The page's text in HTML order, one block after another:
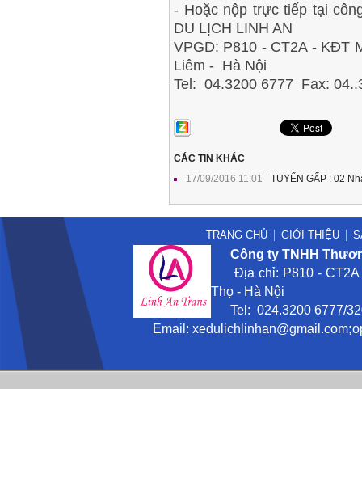
- Hoặc nộp trực tiếp tại
DU LỊCH LINH AN
VPGD: P810 - CT2A -
Liêm - Hà Nội
Tel: 04.3200 6777 Fax:
CÁC TIN KHÁC
17/09/2016 11:01
TUYỂN GẤP : 02
TRANG CHỦ GIỚI THIỆU
Công ty TNHH
Địa chỉ: P810 - CT2A
Thọ - Hà Nội
Tel: 024.3200 6777/
Email: xedulichlinhan@gmail .com;